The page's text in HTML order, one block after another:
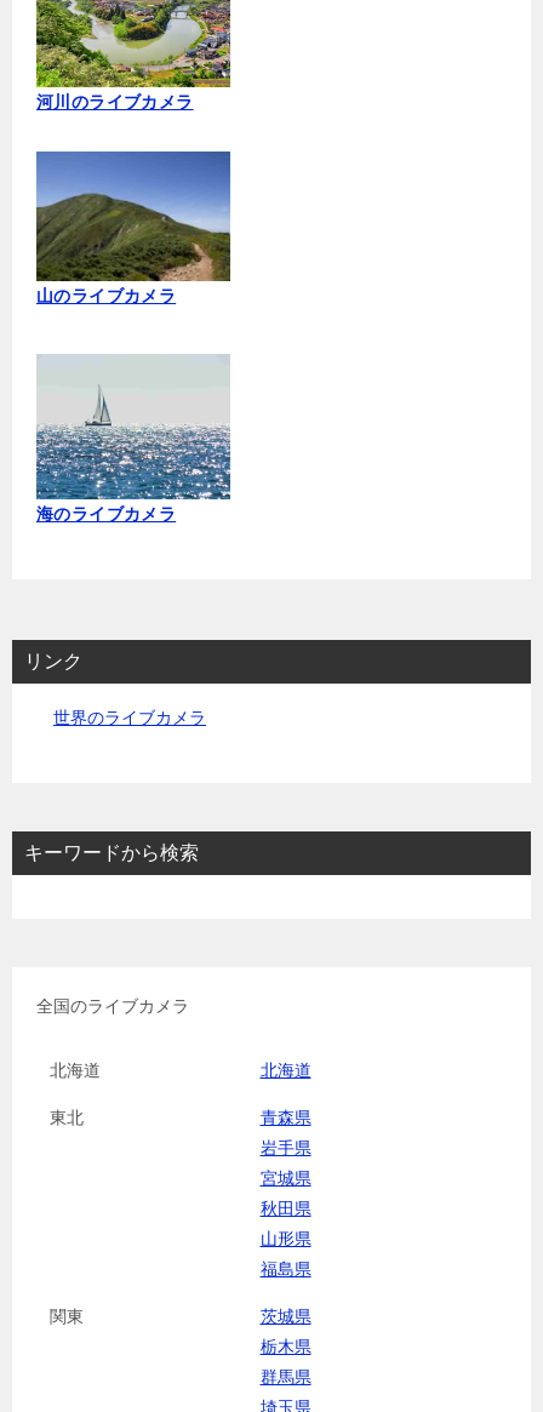
河川のライブカメラ
山のライブカメラ
海のライブカメラ
リンク
世界のライブカメラ
キーワードから検索
全国のライブカメラ
北海道 北海道
東北
青森県
岩手県
宮城県
秋田県
山形県
福島県
関東
茨城県
栃木県
群馬県
埼玉県